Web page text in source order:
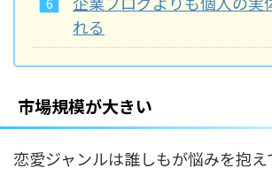
れる
市場規模が大きい
恋愛ジャンルは誰しもが悩みを抱え